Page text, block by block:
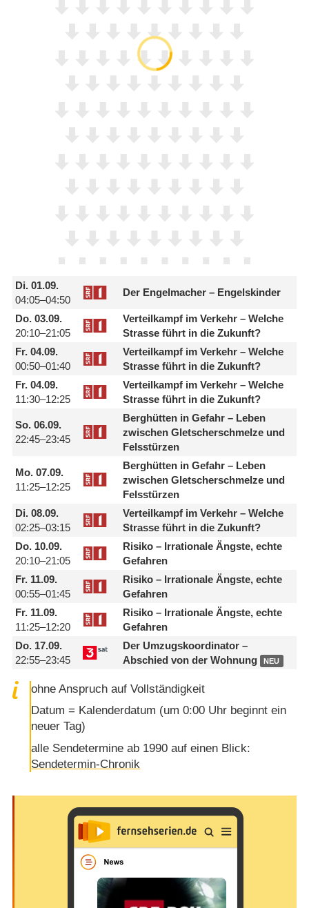
Di.01.09.
04:05–04:50
Der Engelmacher – Engelskinder
Do.03.09.
20:10–21:05
Verteilkampf im Verkehr – Welche
Strasse führt in die Zukunft?
Fr.04.09.
00:50–01:40
Verteilkampf im Verkehr – Welche
Strasse führt in die Zukunft?
Fr.04.09.
11:30–12:25
Verteilkampf im Verkehr – Welche
Strasse führt in die Zukunft?
So.06.09.
22:45–23:45
Berghütten in Gefahr – Leben
zwischen Gletscherschmelze und
Felsstürzen
Mo.07.09.
11:25–12:25
Berghütten in Gefahr – Leben
zwischen Gletscherschmelze und
Felsstürzen
Di.08.09.
02:25–03:15
Verteilkampf im Verkehr – Welche
Strasse führt in die Zukunft?
Do.10.09.
20:10–21:05
Risiko – Irrationale Ängste, echte
Gefahren
Fr.11.09.
00:55–01:45
Risiko – Irrationale Ängste, echte
Gefahren
Fr.11.09.
11:25–12:20
Risiko – Irrationale Ängste, echte
Gefahren
Do.17.09.
22:55–23:45
Der Umzugskoordinator –
Abschied von der Wohnung
NEU
ohne Anspruch auf Vollständigkeit
Datum = Kalenderdatum (um 0:00 Uhr beginnt ein
neuer Tag)
alle Sendetermine ab 1990 auf einen Blick:
Sendetermin-Chronik